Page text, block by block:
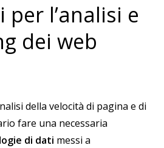
l’analisi e
dei web
della velocità di pagina e di
fare una necessaria
di dati messi a